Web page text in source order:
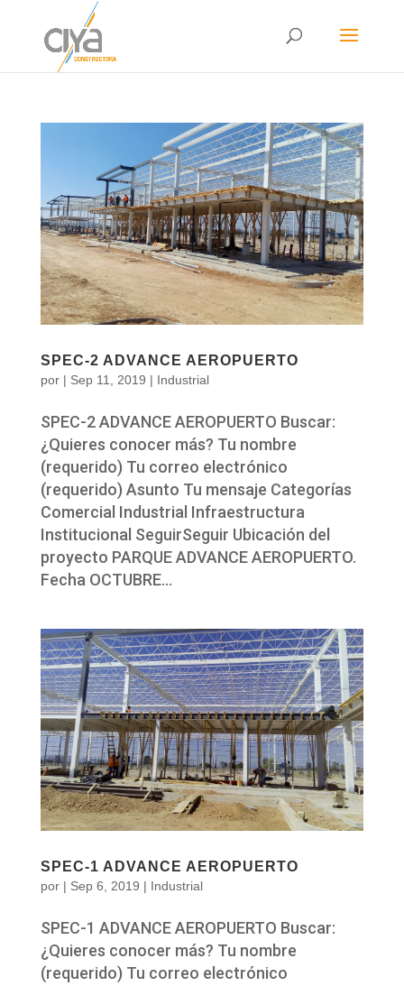
SPEC-2 ADVANCE AEROPUERTO
por | Sep 11, 2019 | Industrial
SPEC-2 ADVANCE AEROPUERTO Buscar:
¿Quieres conocer más? Tu nombre
(requerido) Tu correo electrónico
(requerido) Asunto Tu mensaje Categorías
Comercial Industrial Infraestructura
Institucional SeguirSeguir Ubicación del
proyecto PARQUE ADVANCE AEROPUERTO.
Fecha OCTUBRE...
SPEC-1 ADVANCE AEROPUERTO
por | Sep 6, 2019 | Industrial
SPEC-1 ADVANCE AEROPUERTO Buscar:
¿Quieres conocer más? Tu nombre
(requerido) Tu correo electrónico